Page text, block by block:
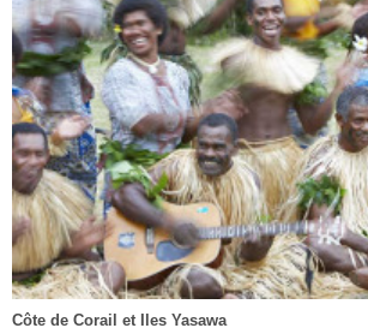
Côte de Corail et Iles Yasawa